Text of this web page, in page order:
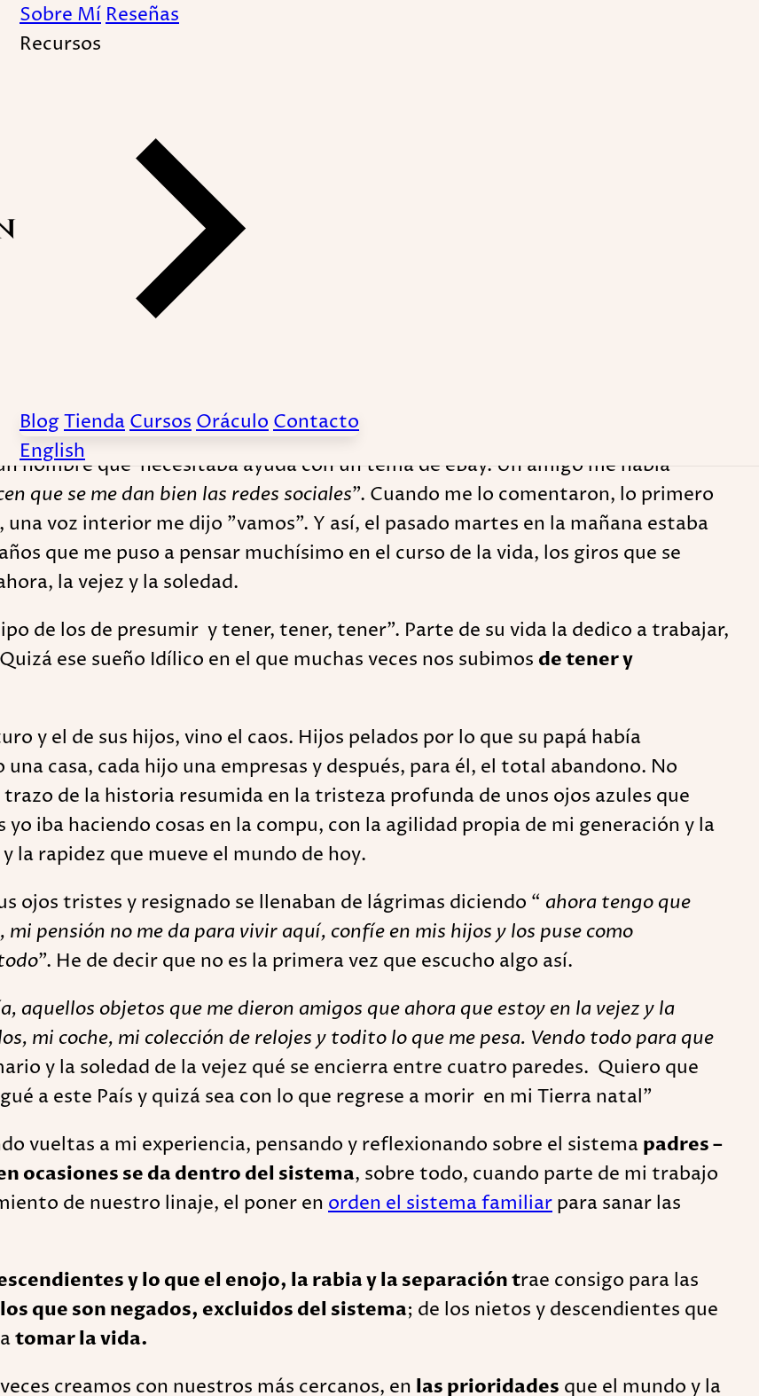
Sobre Mí Reseñas
Recursos
BlogTienda Cursos Oráculo Contacto
English
Atesorar para la vejez
hombre que necesitaba ayuda con un tema de eBay. Un amigo me había
que se me dan bien las redes sociales”. Cuando me lo comentaron, lo primero
voz interior me dijo "vamos". Y así, el pasado martes en la mañana estaba
que me puso a pensar muchísimo en el curso de la vida, los giros que se
la vejez y la soledad.
de los de presumir y tener, tener, tener". Parte de su vida la dedico a trabajar,
ese sueño Idílico en el que muchas veces nos subimos de tener y
y el de sus hijos, vino el caos. Hijos pelados por lo que su papá había
casa, cada hijo una empresas y después, para él, el total abandono. No
de la historia resumida en la tristeza profunda de unos ojos azules que
iba haciendo cosas en la compu, con la agilidad propia de mi generación y la
la rapidez que mueve el mundo de hoy.
ojos tristes y resignado se llenaban de lágrimas diciendo “ ahora tengo que
pensión no me da para vivir aquí, confíe en mis hijos y los puse como
”. He de decir que no es la primera vez que escucho algo así.
aquellos objetos que me dieron amigos que ahora que estoy en la vejez y la
mi coche, mi colección de relojes y todito lo que me pesa. Vendo todo para que
y la soledad de la vejez qué se encierra entre cuatro paredes. Quiero que
a este País y quizá sea con lo que regrese a morir en mi Tierra natal”
vueltas a mi experiencia, pensando y reflexionando sobre el sistema padres –
ocasiones se da dentro del sistema, sobre todo, cuando parte de mi trabajo
de nuestro linaje, el poner en orden el sistema familiar para sanar las
y lo que el enojo, la rabia y la separación trae consigo para las
que son negados, excluidos del sistema; de los nietos y descendientes que
tomar la vida.
creamos con nuestros más cercanos, en las prioridades que el mundo y la